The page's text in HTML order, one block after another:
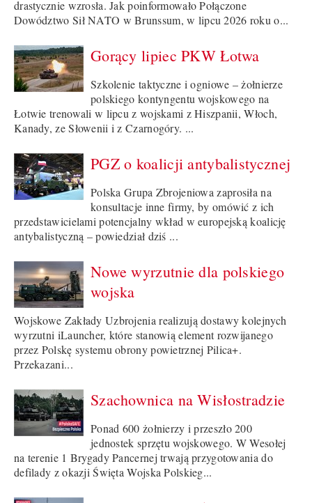
drastycznie wzrosła. Jak poinformowało Połączone
Dowództwo Sił NATO w Brunssum, w lipcu 2026 roku o...
Gorący lipiec PKW Łotwa
Szkolenie taktyczne i ogniowe – żołnierze
polskiego kontyngentu wojskowego na
Łotwie trenowali w lipcu z wojskami z Hiszpanii, Włoch,
Kanady, ze Słowenii i z Czarnogóry. ...
PGZ o koalicji antybalistycznej
Polska Grupa Zbrojeniowa zaprosiła na
konsultacje inne firmy, by omówić z ich
przedstawicielami potencjalny wkład w europejską koalicję
antybalistyczną – powiedział dziś ...
Nowe wyrzutnie dla polskiego
wojska
Wojskowe Zakłady Uzbrojenia realizują dostawy kolejnych
wyrzutni iLauncher, które stanowią element rozwijanego
przez Polskę systemu obrony powietrznej Pilica+.
Przekazani...
Szachownica na Wisłostradzie
Ponad 600 żołnierzy i przeszło 200
jednostek sprzętu wojskowego. W Wesołej
na terenie 1 Brygady Pancernej trwają przygotowania do
defilady z okazji Święta Wojska Polskieg...